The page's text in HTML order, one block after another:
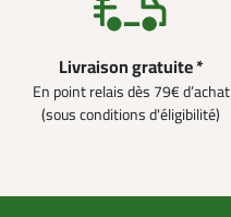
Livraison gratuite *
En point relais dès 79€ d’achat
(sous conditions d'éligibilité)